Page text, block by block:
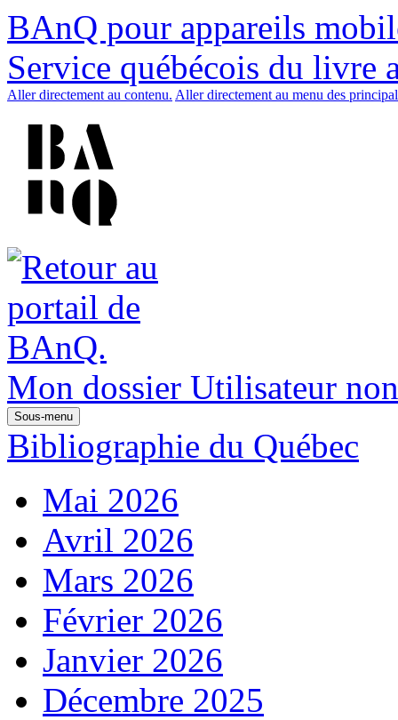
BAnQ pour appareils
Service québécois du livre
Aller directement au contenu. Aller directement au menu des
Mon dossier Utilisateur
Sous-menu
Bibliographie du Québec
Mai 2026
Avril 2026
Mars 2026
Février 2026
Janvier 2026
Décembre 2025